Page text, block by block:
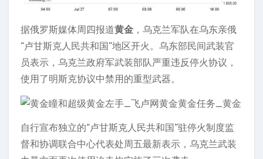
据俄罗斯媒体周四报道黄金 ，乌克兰军队在乌东亲俄
“卢甘斯克人民共和国”地区开火。乌东部民间武装官
员表示，乌克兰政府军武装部队严重违反停火协议，
使用了明斯克协议中禁用的重型武器。
自行宣布独立的“卢甘斯克人民共和国”驻停火制度监
督和协调联合中心代表处周五最新表示，乌克兰武装